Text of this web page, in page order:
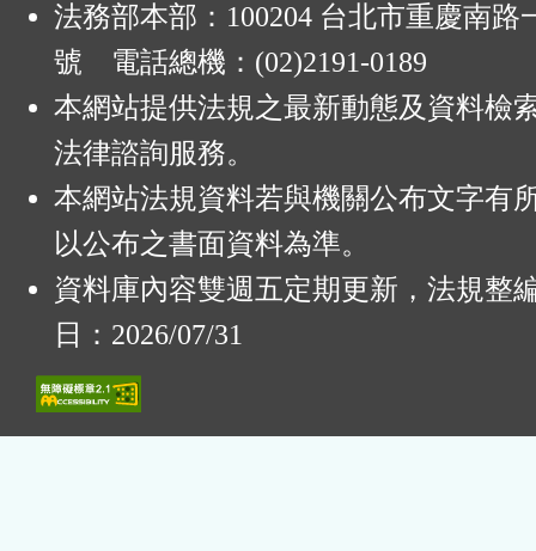
鈕
區
法務部本部：100204 台北市重慶南路
號 電話總機：(02)2191-0189
本網站提供法規之最新動態及資料檢
法律諮詢服務。
本網站法規資料若與機關公布文字有
以公布之書面資料為準。
資料庫內容雙週五定期更新，法規整
日：2026/07/31